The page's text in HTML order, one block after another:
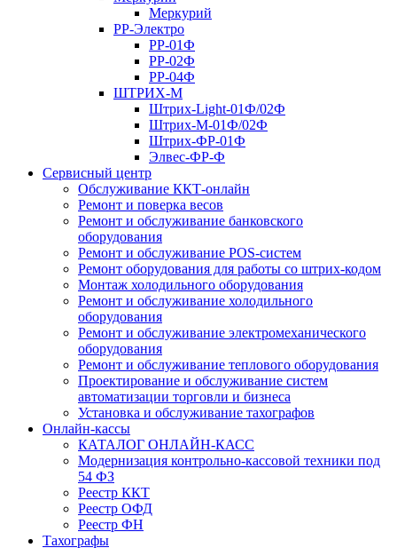
Меркурий
РР-Электро
РР-01Ф
РР-02Ф
РР-04Ф
ШТРИХ-М
Штрих-Light-01Ф/02Ф
Штрих-М-01Ф/02Ф
Штрих-ФР-01Ф
Элвес-ФР-Ф
Сервисный центр
Обслуживание ККТ-онлайн
Ремонт и поверка весов
Ремонт и обслуживание банковского
оборудования
Ремонт и обслуживание POS-систем
Ремонт оборудования для работы со штрих-кодом
Монтаж холодильного оборудования
Ремонт и обслуживание холодильного
оборудования
Ремонт и обслуживание электромеханического
оборудования
Ремонт и обслуживание теплового оборудования
Проектирование и обслуживание систем
автоматизации торговли и бизнеса
Установка и обслуживание тахографов
Онлайн-кассы
КАТАЛОГ ОНЛАЙН-КАСС
Модернизация контрольно-кассовой техники под
54 ФЗ
Реестр ККТ
Реестр ОФД
Реестр ФН
Тахографы